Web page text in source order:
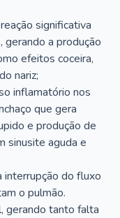
significativa
a produção
efeitos coceira,
nariz;
inflamatório nos
que gera
e produção de
sinusite aguda e
interrupção do fluxo
o pulmão.
gerando tanto falta